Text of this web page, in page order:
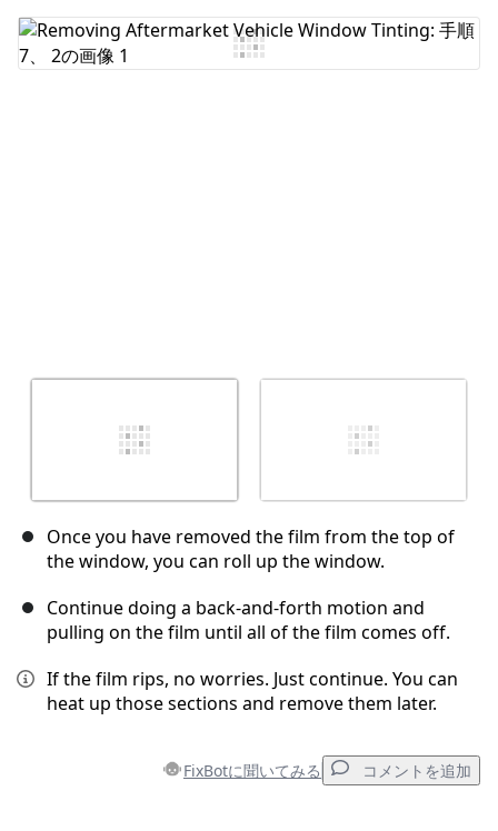
コメントを追加
Once you have removed the film from the top of
the window, you can roll up the window.
Continue doing a back-and-forth motion and
pulling on the film until all of the film comes off.
If the film rips, no worries. Just continue. You can
heat up those sections and remove them later.
FixBotに聞いてみる コメントを追加